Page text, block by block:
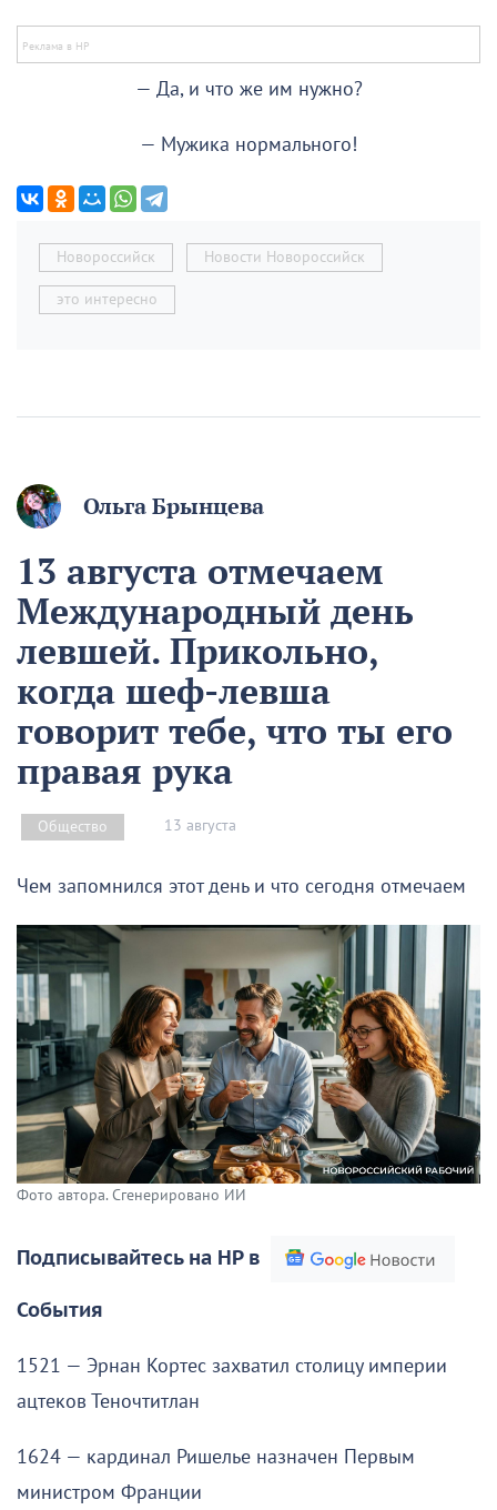
— Да, и что же им нужно?
— Мужика нормального!
Новороссийск Новости Новороссийск
это интересно
Ольга Брынцева
13 августа отмечаем
Международный день
левшей. Прикольно,
когда шеф-левша
говорит тебе, что ты его
правая рука
Общество 13 августа
Чем запомнился этот день и что сегодня отмечаем
Фото автора. Сгенерировано ИИ
Подписывайтесь на НР в
События
1521 — Эрнан Кортес захватил столицу империи
ацтеков Теночтитлан
1624 — кардинал Ришелье назначен Первым
министром Франции